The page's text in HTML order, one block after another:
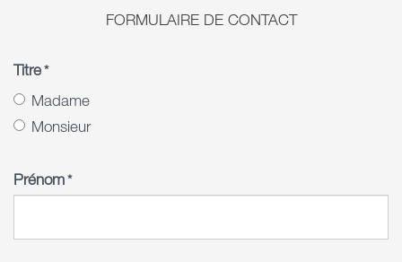
FORMULAIRE DE CONTACT
Titre*
Madame
Monsieur
Prénom*